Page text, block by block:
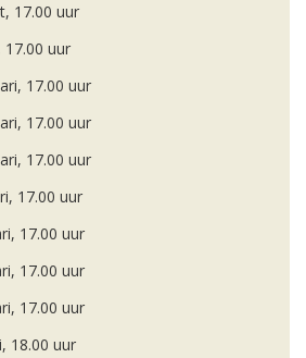
17.00 uur
uur
17.00 uur
17.00 uur
17.00 uur
17.00 uur
17.00 uur
17.00 uur
17.00 uur
18.00 uur